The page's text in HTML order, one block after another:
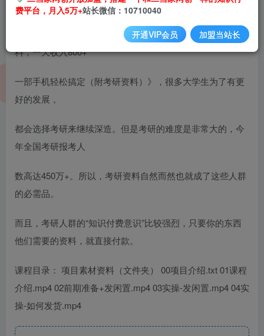
今天给大家带来的项目是《闲鱼实战操作项目，售卖考研资
料，一天收入800+
一部手机轻松搞定（附考研资料）》，很多大学生为了有更
好的发展，
都会选择考研来继续深造。但是考研的难度是非常大的，今
年全国考研报考人
数高达450万+。所以，考研资料自然而然也就成了这些人群
的必需品。
而且，考研人群的“知识付费意识”比较强烈，只要你的东西
他们需要的资料，就直接付款。
课程目录： 项目素材资料（文件夹） 00项目介绍.txt 01课程
介绍.mp4 02前期准备+发闲置.mp4 03实操-发闲置.mp4 04实
操-如何发货.mp4
费平台，月入5万+站长微信：10710040
开通VIP会员 加盟当站长